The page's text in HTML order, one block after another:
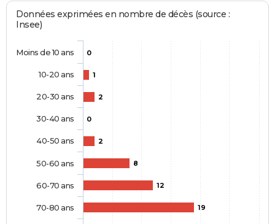
Données exprimées en nombre de décès (source :
Insee)
0
1
2
0
2
8
12
19
Moins de 10 ans
10-20 ans
20-30 ans
30-40 ans
40-50 ans
50-60 ans
60-70 ans
70-80 ans